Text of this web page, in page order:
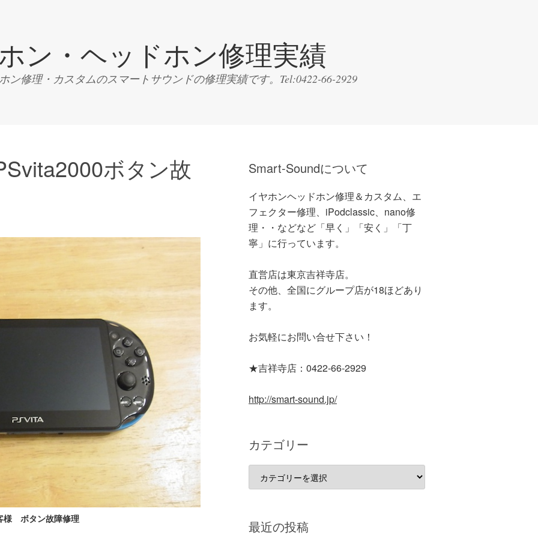
ン・ヘッドホン修理実績
ン修理・カスタムのスマートサウンドの修理実績です。Tel:0422-66-2929
ボタン故
様 ボタン故障修理
Smart-Soundについて
イヤホンヘッドホン修理＆カスタム、エ
フェクター修理、iPodclassic、nano修
理・・などなど「早く」「安く」「丁
寧」に行っています。
直営店は東京吉祥寺店。
その他、全国にグループ店が18ほどあり
ます。
お気軽にお問い合せ下さい！
★吉祥寺店：0422-66-2929
http://smart-sound.jp/
カテゴリー
テ
リ
ー
最近の投稿